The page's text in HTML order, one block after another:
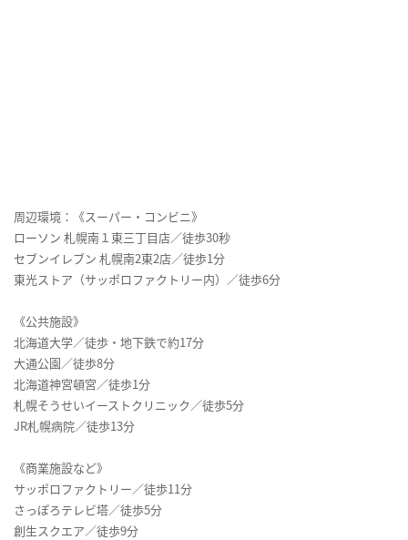
周辺環境：《スーパー・コンビニ》
ローソン 札幌南１東三丁目店／徒歩30秒
セブンイレブン 札幌南2東2店／徒歩1分
東光ストア（サッポロファクトリー内）／徒歩6分
《公共施設》
北海道大学／徒歩・地下鉄で約17分
大通公園／徒歩8分
北海道神宮頓宮／徒歩1分
札幌そうせいイーストクリニック／徒歩5分
JR札幌病院／徒歩13分
《商業施設など》
サッポロファクトリー／徒歩11分
さっぽろテレビ塔／徒歩5分
創生スクエア／徒歩9分